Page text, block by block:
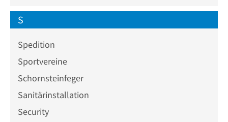
S
Spedition
Sportvereine
Schornsteinfeger
Sanitärinstallation
Security